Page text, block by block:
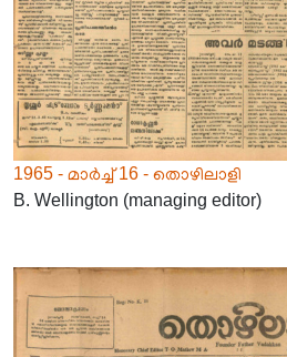
1965 - മാർച്ച് 16 - തൊഴിലാളി
B. Wellington (managing editor)